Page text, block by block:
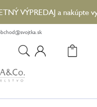
VÝPREDAJ a nakúpte